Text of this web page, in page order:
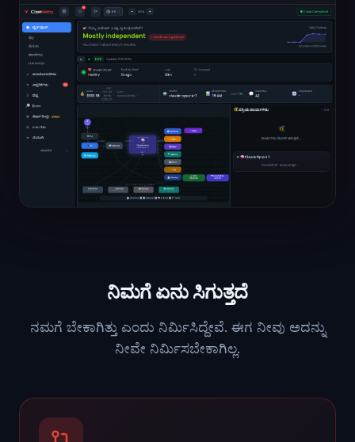
ನಿಮಗೆ ಏನು ಸಿಗುತ್ತದೆ
ನಮಗೆ ಬೇಕಾಗಿತ್ತು ಎಂದು ನಿರ್ಮಿಸಿದ್ದೇವೆ. ಈಗ ನೀವು ಅದನ್ನು
ನೀವೇ ನಿರ್ಮಿಸಬೇಕಾಗಿಲ್ಲ.